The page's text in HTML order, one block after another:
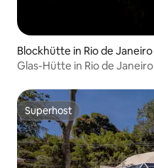
Blockhütte in Rio de Janeiro
Glas-Hütte in Rio de Janeiro
Superhost
Superhost